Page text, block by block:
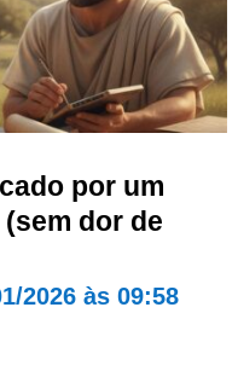
por um
dor de
2026 às 09:58